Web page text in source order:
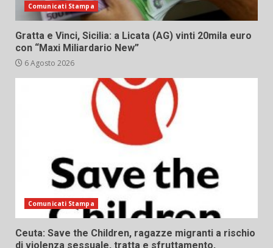
Comunicati Stampa
Gratta e Vinci, Sicilia: a Licata (AG) vinti 20mila euro
con “Maxi Miliardario New”
6 Agosto 2026
Comunicati Stampa
Ceuta: Save the Children, ragazze migranti a rischio
di violenza sessuale, tratta e sfruttamento,